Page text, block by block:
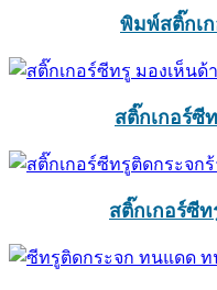
พิมพ์สติ๊กเ
สติ๊กเกอร์ซี
สติ๊กเกอร์ซี